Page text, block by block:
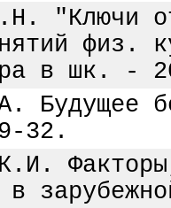
"Ключи
в шк.
Будущее
32.
в